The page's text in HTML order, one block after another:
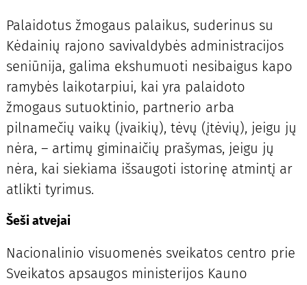
Palaidotus žmogaus palaikus, suderinus su
Kėdainių rajono savivaldybės administracijos
seniūnija, galima ekshumuoti nesibaigus kapo
ramybės laikotarpiui, kai yra palaidoto
žmogaus sutuoktinio, partnerio arba
pilnamečių vaikų (įvaikių), tėvų (įtėvių), jeigu jų
nėra, – artimų giminaičių prašymas, jeigu jų
nėra, kai siekiama išsaugoti istorinę atmintį ar
atlikti tyrimus.
Šeši atvejai
Nacionalinio visuomenės sveikatos centro prie
Sveikatos apsaugos ministerijos Kauno